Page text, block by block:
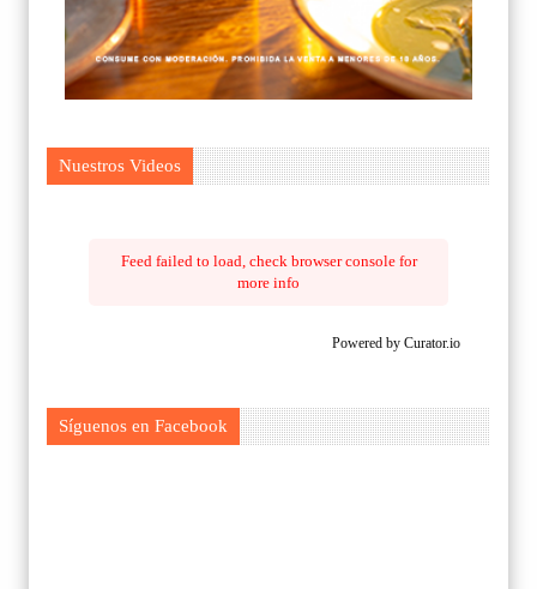
Nuestros Videos
Feed failed to load, check browser console for
more info
Powered by Curator.io
Síguenos en Facebook